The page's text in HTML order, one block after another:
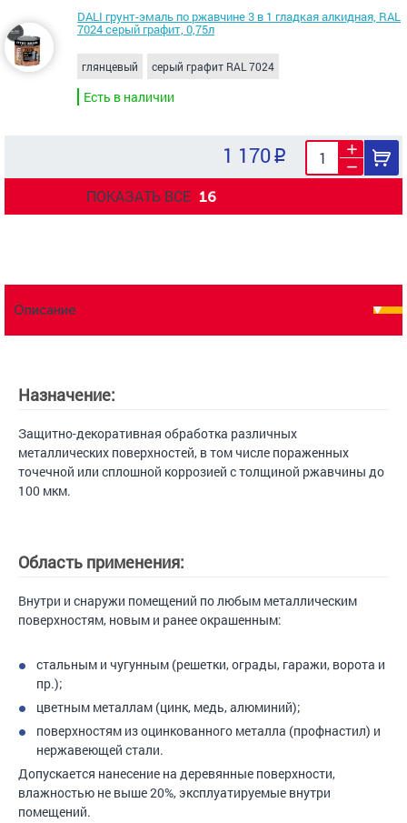
DALI грунт-эмаль по ржавчине 3 в 1 гладкая алкидная, RAL
7024 серый графит, 0,75л
глянцевый серый графит RAL 7024
Есть в наличии
1 170
ПОКАЗАТЬ ВСЕ 16
Описание
Назначение:
Защитно-декоративная обработка различных
металлических поверхностей, в том числе пораженных
точечной или сплошной коррозией с толщиной ржавчины до
100 мкм.
Область применения:
Внутри и снаружи помещений по любым металлическим
поверхностям, новым и ранее окрашенным:
стальным и чугунным (решетки, ограды, гаражи, ворота и
пр.);
цветным металлам (цинк, медь, алюминий);
поверхностям из оцинкованного металла (профнастил) и
нержавеющей стали.
Допускается нанесение на деревянные поверхности,
влажностью не выше 20%, эксплуатируемые внутри
помещений.